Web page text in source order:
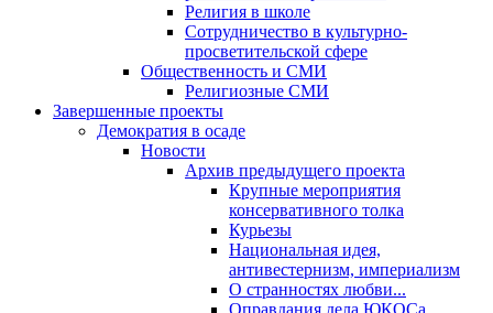
Религия в школе
Сотрудничество в культурно-
просветительской сфере
Общественность и СМИ
Религиозные СМИ
Завершенные проекты
Демократия в осаде
Новости
Архив предыдущего проекта
Крупные мероприятия
консервативного толка
Курьезы
Национальная идея,
антивестернизм, империализм
О странностях любви...
Оправдания дела ЮКОСа